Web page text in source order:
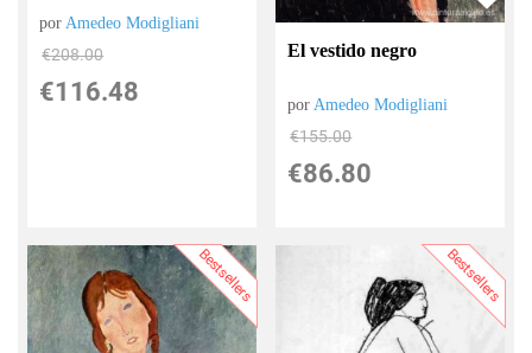
por Amedeo Modigliani
€208.00
€116.48
El vestido negro
porAmedeo Modigliani
€155.00
€86.80
Bestsellers Bestsellers